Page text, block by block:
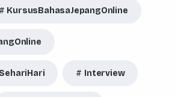
KursusBahasaJepangOnline
Interview